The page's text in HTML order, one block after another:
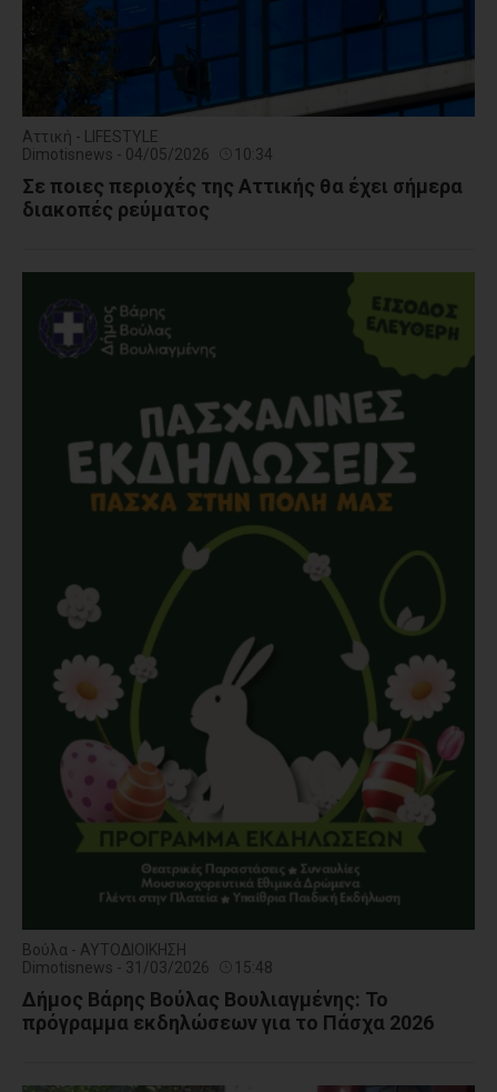
Αττική - LIFESTYLE
Dimotisnews - 04/05/2026
10:34
Σε ποιες περιοχές της Αττικής θα έχει σήμερα
διακοπές ρεύματος
Βούλα - ΑΥΤΟΔΙΟΙΚΗΣΗ
Dimotisnews - 31/03/2026
15:48
Δήμος Βάρης Βούλας Βουλιαγμένης: To
πρόγραμμα εκδηλώσεων για το Πάσχα 2026